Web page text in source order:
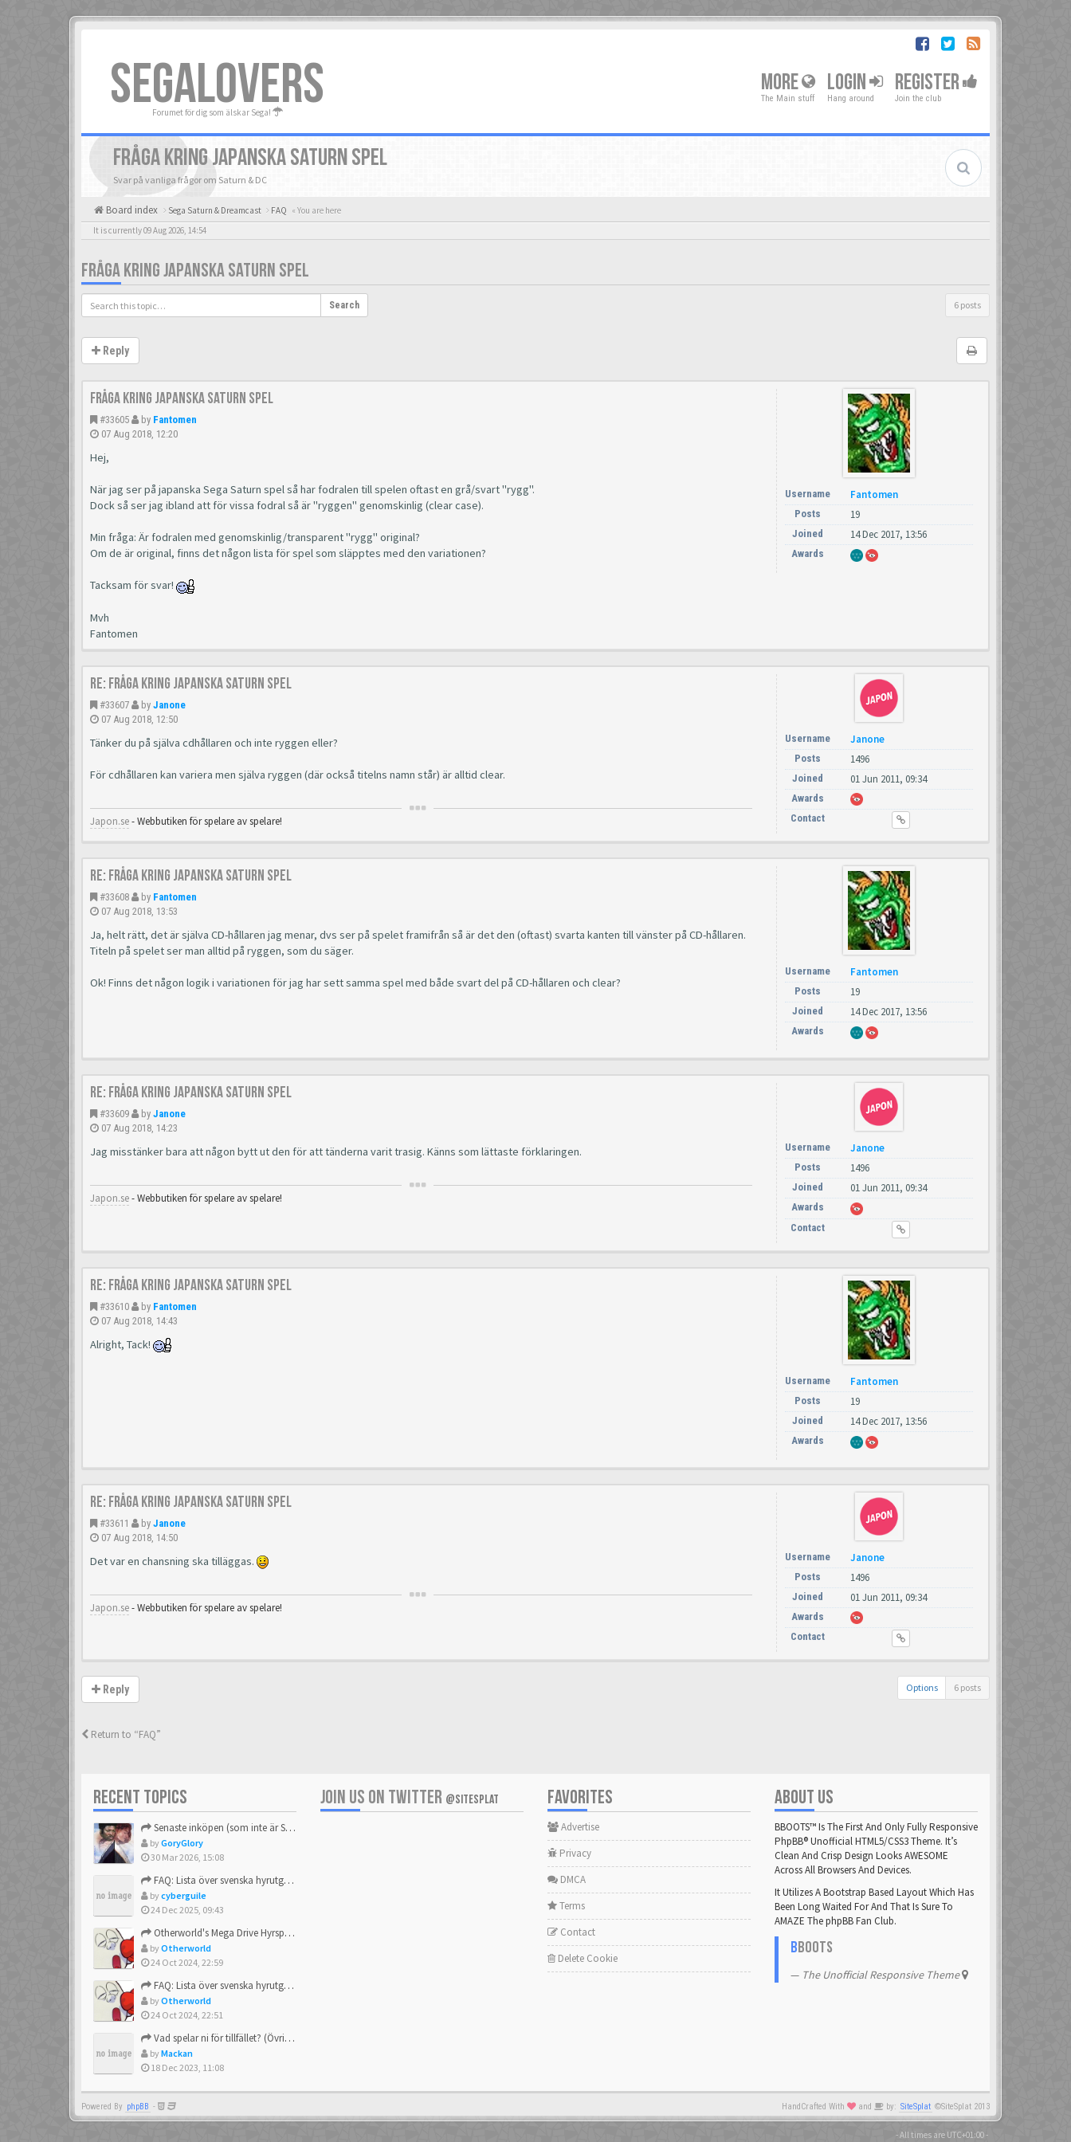
SEGALOVERS
Forumet för dig som älskar Sega!
MORE
The Main stuff
LOGIN
Hang around
REGISTER
Join the club
FRÅGA KRING JAPANSKA SATURN SPEL
Svar på vanliga frågor om Saturn & DC
Board index Sega Saturn & Dreamcast FAQ « You are here
It is currently 09 Aug 2026, 14:54
FRÅGA KRING JAPANSKA SATURN SPEL
Search 6 posts
Reply
Fråga kring japanska Saturn spel
#33605 by Fantomen
07 Aug 2018, 12:20
Hej,
När jag ser på japanska Sega Saturn spel så har fodralen till spelen oftast en grå/svart "rygg".
Dock så ser jag ibland att för vissa fodral så är "ryggen" genomskinlig (clear case).
Min fråga: Är fodralen med genomskinlig/transparent "rygg" original?
Om de är original, finns det någon lista för spel som släpptes med den variationen?
Tacksam för svar!
Mvh
Fantomen
Username Fantomen
Posts 19
Joined 14 Dec 2017, 13:56
Awards
Re: Fråga kring japanska Saturn spel
#33607 by Janone
07 Aug 2018, 12:50
Tänker du på själva cdhållaren och inte ryggen eller?
För cdhållaren kan variera men själva ryggen (där också titelns namn står) är alltid clear.
Japon.se- Webbutiken för spelare av spelare!
Username Janone
Posts 1496
Joined 01 Jun 2011, 09:34
Awards
Contact
Re: Fråga kring japanska Saturn spel
#33608 by Fantomen
07 Aug 2018, 13:53
Ja, helt rätt, det är själva CD-hållaren jag menar, dvs ser på spelet framifrån så är det den (oftast) svarta kanten till vänster på CD-hållaren.
Titeln på spelet ser man alltid på ryggen, som du säger.
Ok! Finns det någon logik i variationen för jag har sett samma spel med både svart del på CD-hållaren och clear?
Username Fantomen
Posts 19
Joined 14 Dec 2017, 13:56
Awards
Re: Fråga kring japanska Saturn spel
#33609 by Janone
07 Aug 2018, 14:23
Jag misstänker bara att någon bytt ut den för att tänderna varit trasig. Känns som lättaste förklaringen.
Japon.se- Webbutiken för spelare av spelare!
Username Janone
Posts 1496
Joined 01 Jun 2011, 09:34
Awards
Contact
Re: Fråga kring japanska Saturn spel
#33610 by Fantomen
07 Aug 2018, 14:43
Alright, Tack!
Username Fantomen
Posts 19
Joined 14 Dec 2017, 13:56
Awards
Re: Fråga kring japanska Saturn spel
#33611 by Janone
07 Aug 2018, 14:50
Det var en chansning ska tilläggas.
Japon.se- Webbutiken för spelare av spelare!
Username Janone
Posts 1496
Joined 01 Jun 2011, 09:34
Awards
Contact
Reply Options 6 posts
Return to “FAQ”
RECENT TOPICS
Senaste inköpen (som inte är Sega)
byGoryGlory
30 Mar 2026, 15:08
FAQ: Lista över svenska hyrutgåvor
bycyberguile
24 Dec 2025, 09:43
Otherworld's Mega Drive Hyrspel Countdown Tråd!
byOtherworld
24 Oct 2024, 22:59
FAQ: Lista över svenska hyrutgåvor
byOtherworld
24 Oct 2024, 22:51
Vad spelar ni för tillfället? (Övrigt Sega)
byMackan
18 Dec 2023, 11:08
JOIN US ON TWITTER @SITESPLAT FAVORITES
Advertise
Privacy
DMCA
Terms
Contact
Delete Cookie
ABOUT US
BBOOTS™ Is The First And Only Fully Responsive
PhpBB® Unofficial HTML5/CSS3 Theme. It’s
Clean And Crisp Design Looks AWESOME
Across All Browsers And Devices.
It Utilizes A Bootstrap Based Layout Which Has
Been Long Waited For And That Is Sure To
AMAZE The phpBB Fan Club.
BBOOTS
The Unofficial Responsive Theme
Powered By phpBB - HandCrafted With and by: SiteSplat ©SiteSplat 2013
- All times are UTC+01:00-